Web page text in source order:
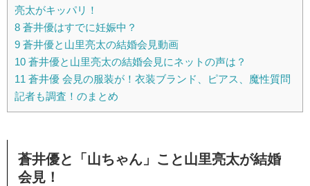
亮太がキッパリ！
8 蒼井優はすでに妊娠中？
9 蒼井優と山里亮太の結婚会見動画
10 蒼井優と山里亮太の結婚会見にネットの声は？
11 蒼井優 会見の服装が！衣装ブランド、ピアス、魔性質問
記者も調査！のまとめ
蒼井優と「山ちゃん」こと山里亮太が結婚
会見！